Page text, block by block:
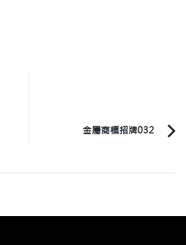
金屬商標招牌032